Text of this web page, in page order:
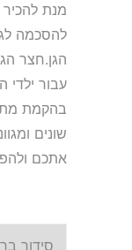
מנת
להסכמה
הגן.חצר
עבור ילדי
בהקמת
שונים
אתכם